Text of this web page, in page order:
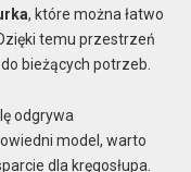
, które można łatwo
temu przestrzeń
bieżących potrzeb.
odgrywa
model, warto
dla kręgosłupa.